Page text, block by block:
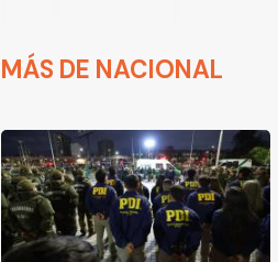
MÁS DE NACIONAL